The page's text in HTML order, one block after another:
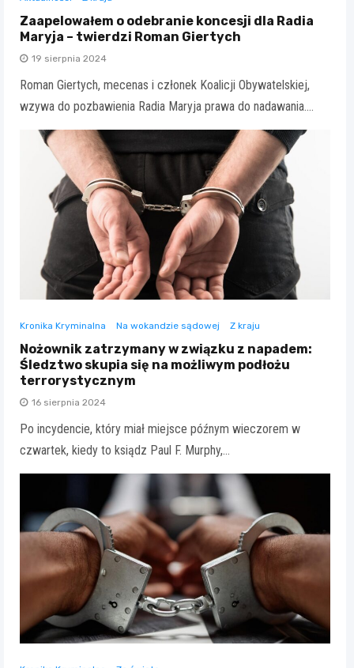
Zaapelowałem o odebranie koncesji dla Radia
Maryja – twierdzi Roman Giertych
19 sierpnia 2024
Roman Giertych, mecenas i członek Koalicji Obywatelskiej,
wzywa do pozbawienia Radia Maryja prawa do nadawania.…
Kronika Kryminalna Na wokandzie sądowej Z kraju
Nożownik zatrzymany w związku z napadem:
Śledztwo skupia się na możliwym podłożu
terrorystycznym
16 sierpnia 2024
Po incydencie, który miał miejsce późnym wieczorem w
czwartek, kiedy to ksiądz Paul F. Murphy,…